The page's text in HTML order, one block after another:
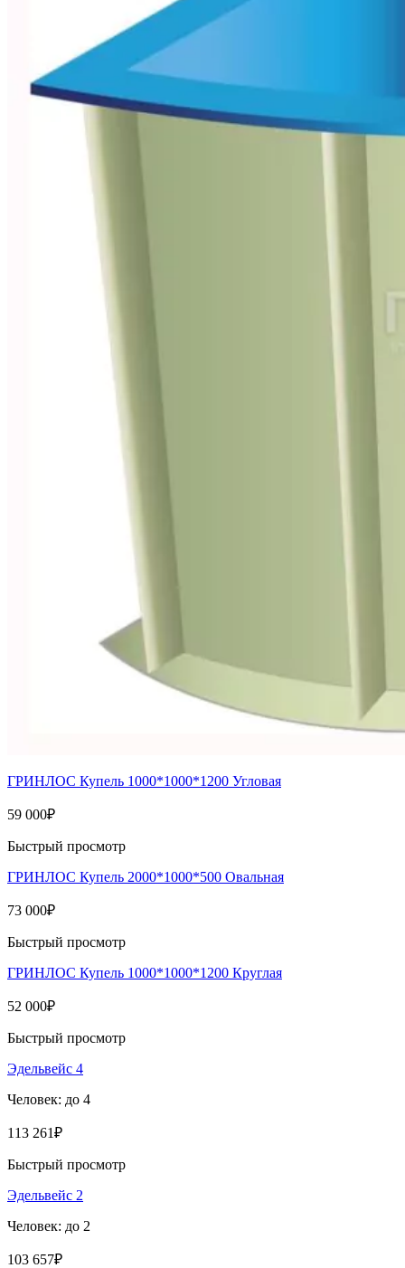
ГРИНЛОС Купель 1000*1000*1200 Угловая
59 000₽
Быстрый просмотр
ГРИНЛОС Купель 2000*1000*500 Овальная
73 000₽
Быстрый просмотр
ГРИНЛОС Купель 1000*1000*1200 Круглая
52 000₽
Быстрый просмотр
Эдельвейс 4
Человек: до 4
113 261₽
Быстрый просмотр
Эдельвейс 2
Человек: до 2
103 657₽